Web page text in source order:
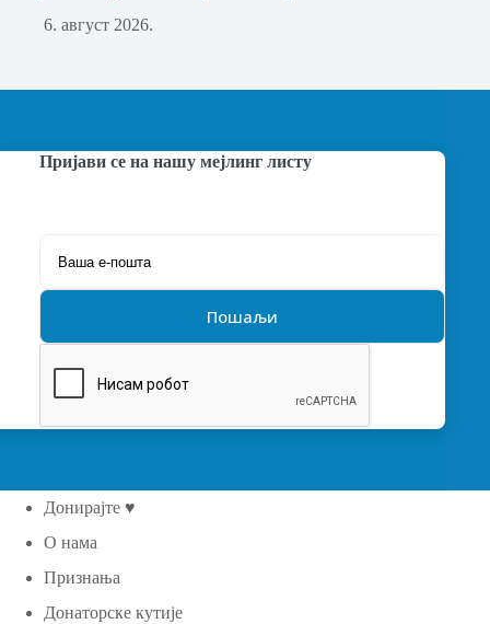
6. август 2026.
Пријави се на нашу мејлинг листу
Донирајте ♥
О нама
Признања
Донаторске кутије